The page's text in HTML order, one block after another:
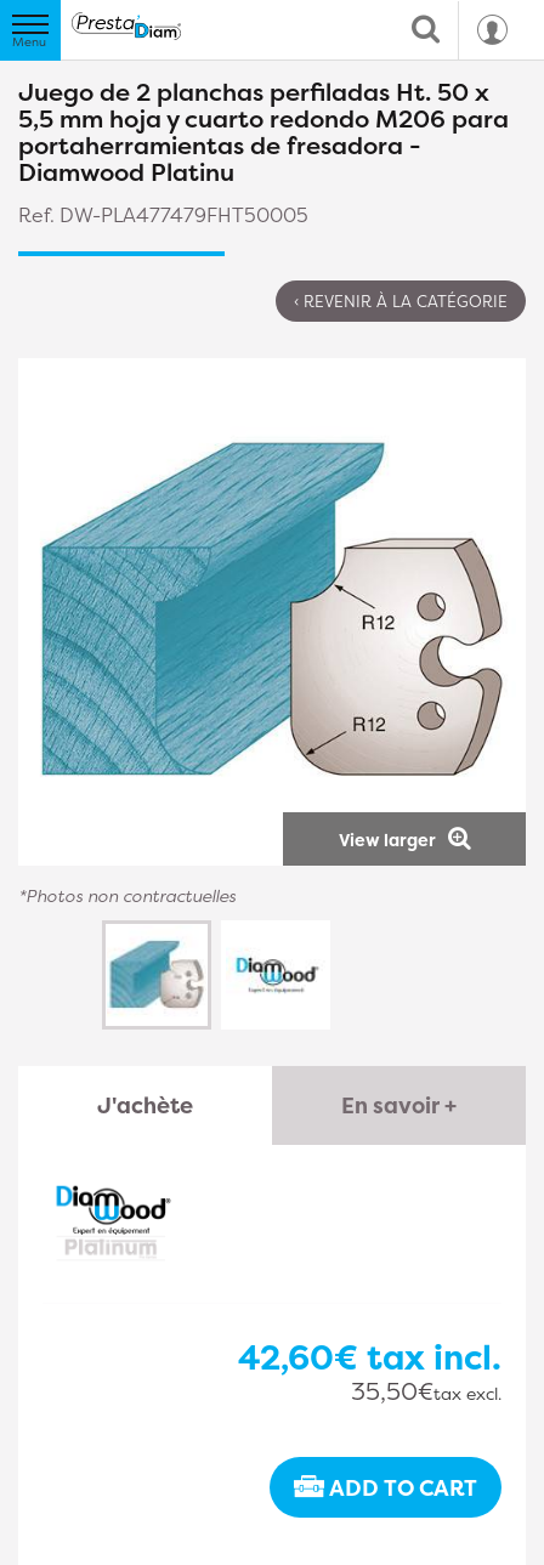
Juego de 2 planchas perfiladas Ht. 50 x
5,5 mm hoja y cuarto redondo M206 para
portaherramientas de fresadora -
Diamwood Platinu
Ref. DW-PLA477479FHT50005
‹ REVENIR À LA CATÉGORIE
View larger
*Photos non contractuelles
J'achète En savoir +
42,60€ tax incl.
35,50€tax excl.
ADD TO CART